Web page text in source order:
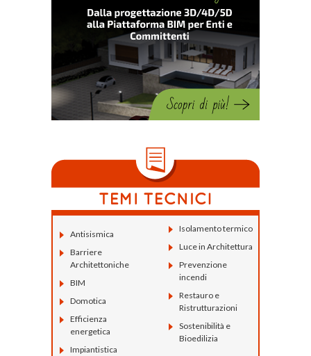
Antisismica
Barriere
Architettoniche
BIM
Domotica
Efficienza
energetica
Impiantistica
Isolamento termico
Luce in Architettura
Prevenzione
incendi
Restauro e
Ristrutturazioni
Sostenibilità e
Bioedilizia